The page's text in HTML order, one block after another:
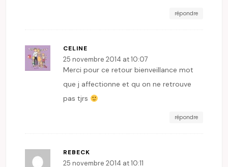
répondre
CELINE
25 novembre 2014 at 10:07
Merci pour ce retour bienveillance mot
que j affectionne et qu on ne retrouve
pas tjrs
répondre
REBECK
25 novembre 2014 at 10:11